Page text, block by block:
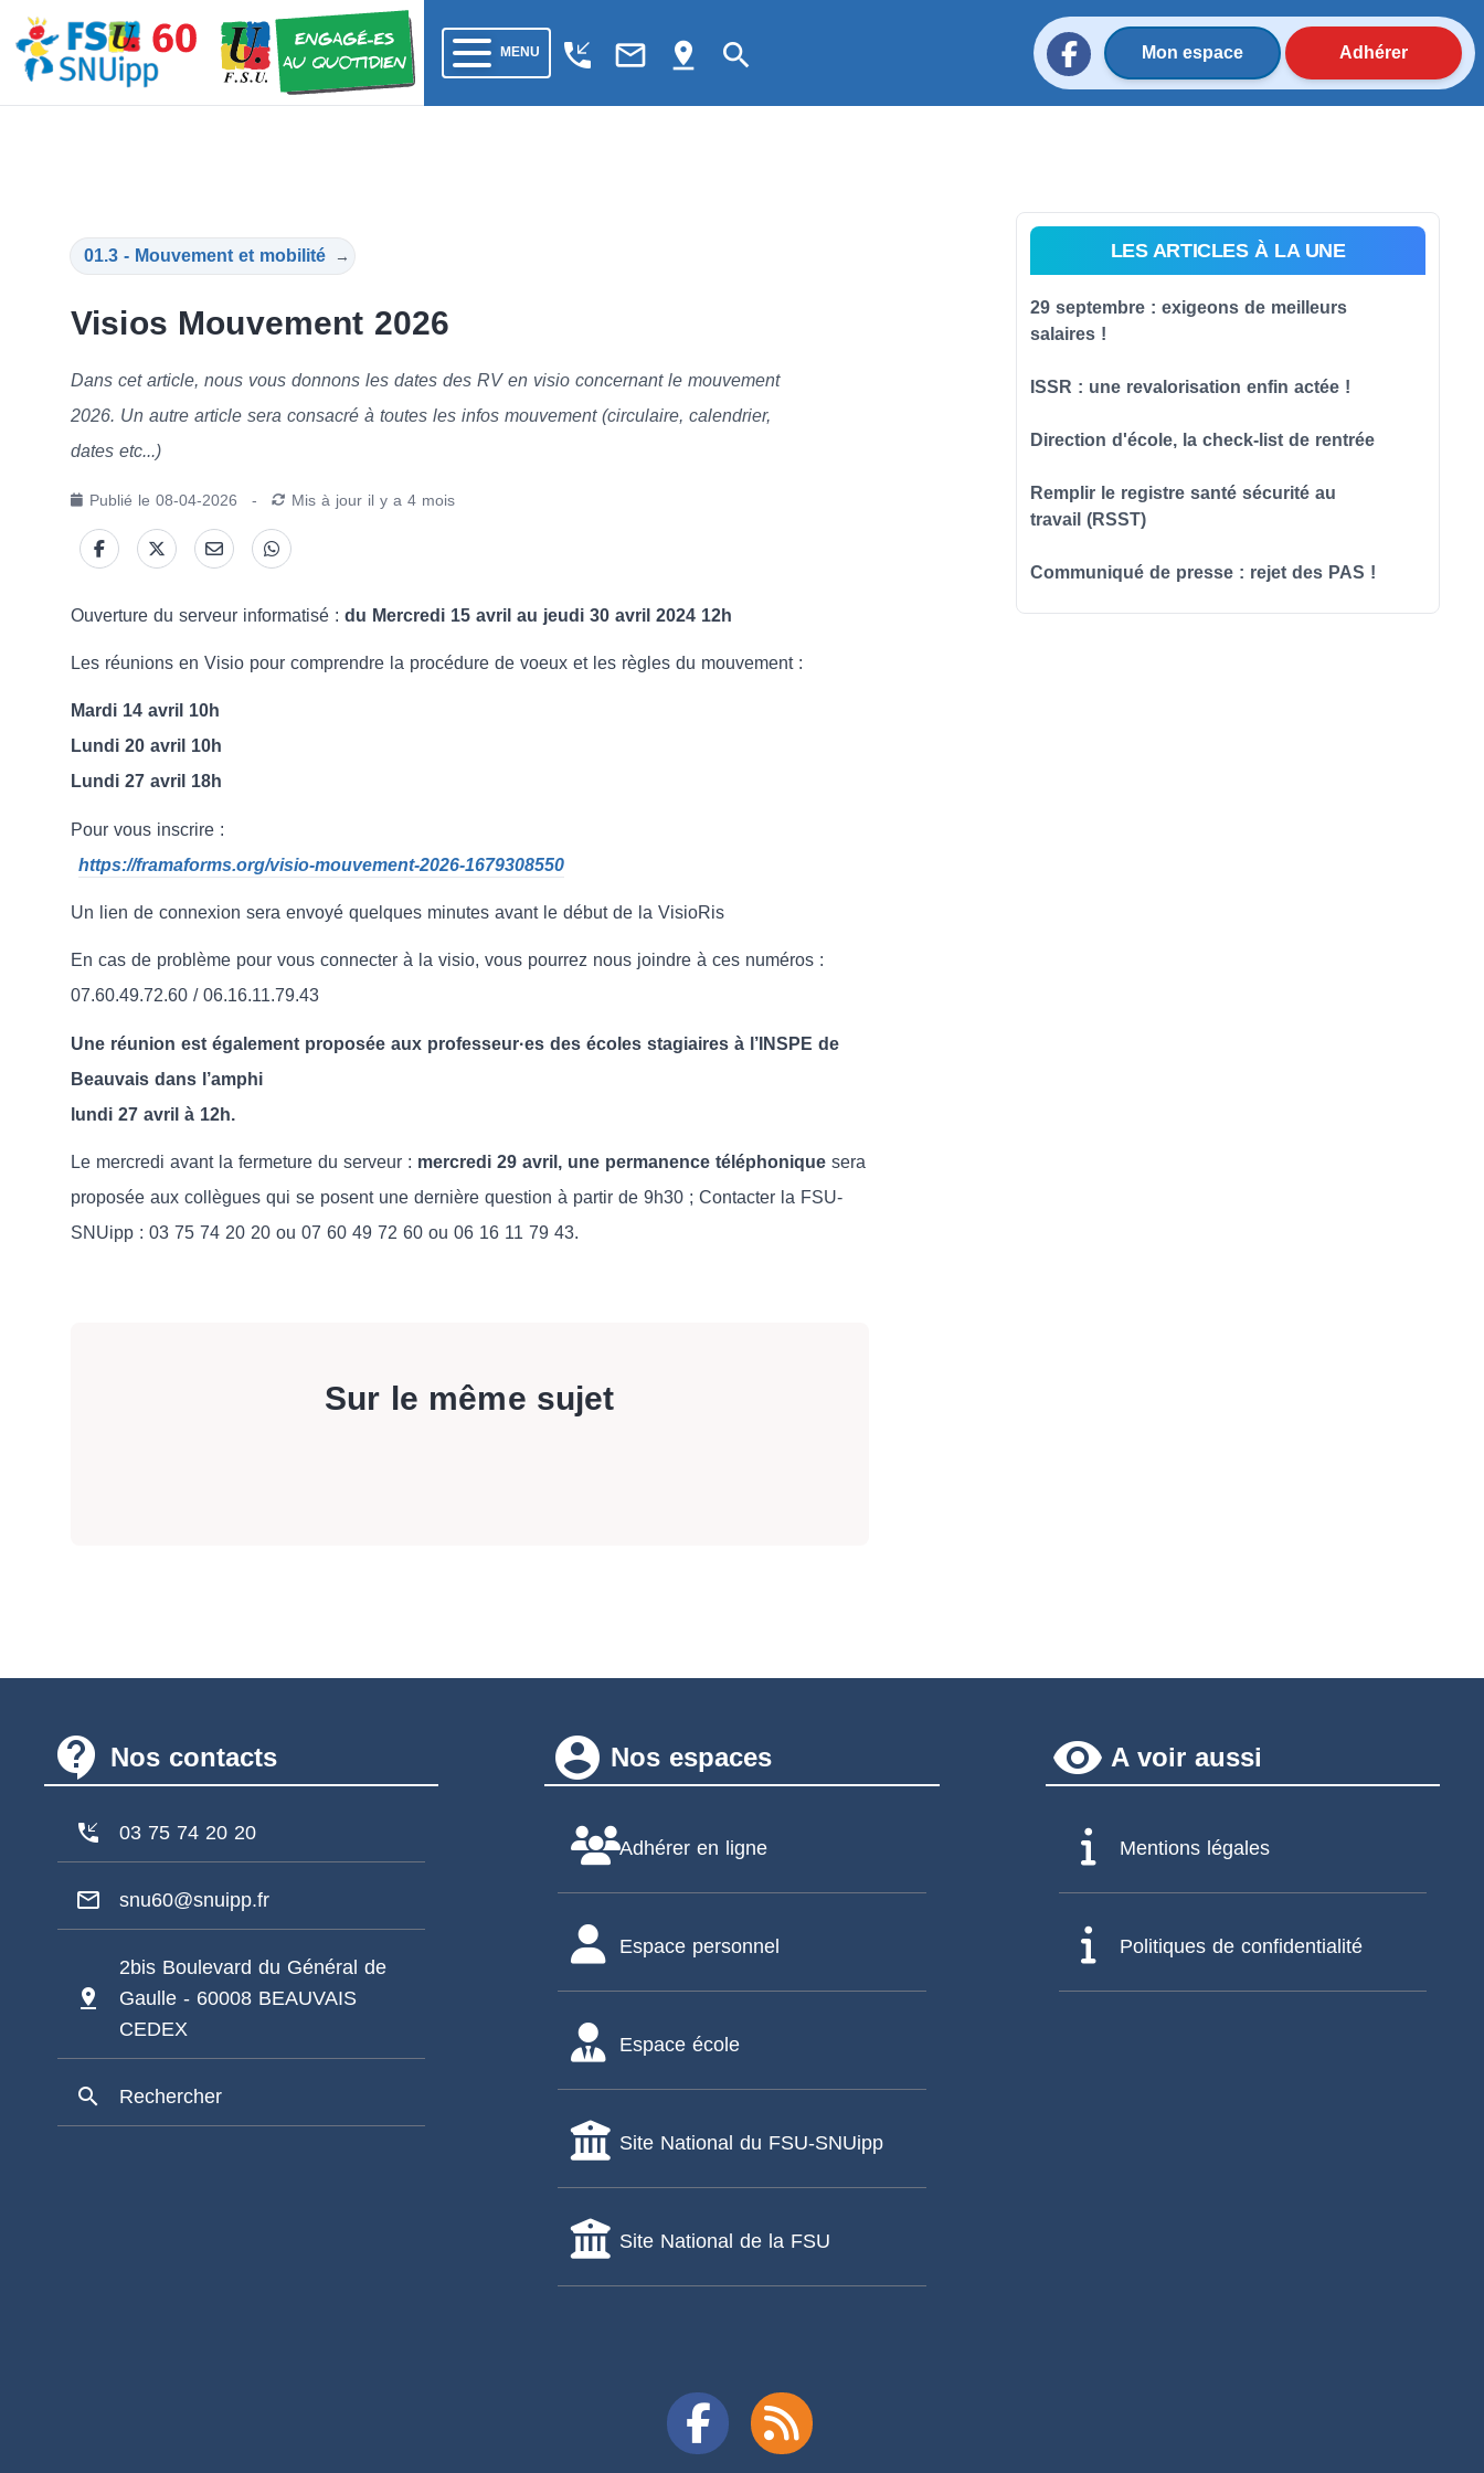
MENU phone_callback mail_outline pin_drop search Mon espace Adhérer
01.3 - Mouvement et mobilité →
Visios Mouvement 2026
Dans cet article, nous vous donnons les dates des RV en visio concernant le mouvement
2026. Un autre article sera consacré à toutes les infos mouvement (circulaire, calendrier,
dates etc...)
Publié le 08-04-2026 - Mis à jour il y a 4 mois
Ouverture du serveur informatisé : du Mercredi 15 avril au jeudi 30 avril 2024 12h
Les réunions en Visio pour comprendre la procédure de voeux et les règles du mouvement :
Mardi 14 avril 10h
Lundi 20 avril 10h
Lundi 27 avril 18h
Pour vous inscrire :
https://framaforms.org/visio-mouvement-2026-1679308550
Un lien de connexion sera envoyé quelques minutes avant le début de la VisioRis
En cas de problème pour vous connecter à la visio, vous pourrez nous joindre à ces numéros :
07.60.49.72.60 / 06.16.11.79.43
Une réunion est également proposée aux professeur·es des écoles stagiaires à l’INSPE de
Beauvais dans l’amphi
lundi 27 avril à 12h.
Le mercredi avant la fermeture du serveur : mercredi 29 avril, une permanence téléphonique sera
proposée aux collègues qui se posent une dernière question à partir de 9h30 ; Contacter la FSU-
SNUipp : 03 75 74 20 20 ou 07 60 49 72 60 ou 06 16 11 79 43.
Sur le même sujet
LES ARTICLES À LA UNE
29 septembre : exigeons de meilleurs
salaires !
ISSR : une revalorisation enfin actée !
Direction d'école, la check-list de rentrée
Remplir le registre santé sécurité au
travail (RSST)
Communiqué de presse : rejet des PAS !
contact_support Nos contacts
phone_callback 03 75 74 20 20
mail_outline snu60@snuipp.fr
pin_drop
2bis Boulevard du Général de
Gaulle - 60008 BEAUVAIS
CEDEX
search Rechercher
account_circle Nos espaces
Adhérer en ligne
Espace personnel
Espace école
Site National du FSU-SNUipp
Site National de la FSU
remove_red_eye A voir aussi
Mentions légales
Politiques de confidentialité